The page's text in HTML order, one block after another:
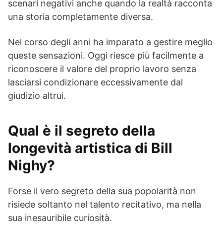
scenari negativi anche quando la realtà racconta
una storia completamente diversa.
Nel corso degli anni ha imparato a gestire meglio
queste sensazioni. Oggi riesce più facilmente a
riconoscere il valore del proprio lavoro senza
lasciarsi condizionare eccessivamente dal
giudizio altrui.
Qual è il segreto della
longevità artistica di Bill
Nighy?
Forse il vero segreto della sua popolarità non
risiede soltanto nel talento recitativo, ma nella
sua inesauribile curiosità.